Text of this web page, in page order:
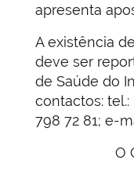
apresenta
A existência
deve ser
de Saúde do
contactos: tel.:
798 72 81; e-
O